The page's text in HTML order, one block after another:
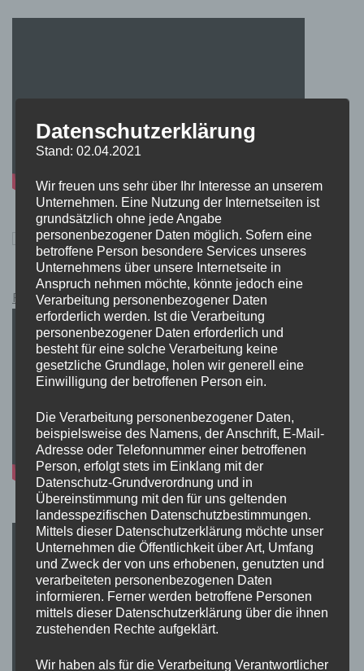
Pokémon Schwert und Schild Kauflink.>LINK<
Datenschutzerklärung
Stand: 02.04.2021
Wir freuen uns sehr über Ihr Interesse an unserem
Unternehmen. Eine Nutzung der Internetseiten ist
grundsätzlich ohne jede Angabe
personenbezogener Daten möglich. Sofern eine
betroffene Person besondere Services unseres
Unternehmens über unsere Internetseite in
Anspruch nehmen möchte, könnte jedoch eine
Verarbeitung personenbezogener Daten
erforderlich werden. Ist die Verarbeitung
personenbezogener Daten erforderlich und
besteht für eine solche Verarbeitung keine
gesetzliche Grundlage, holen wir generell eine
Einwilligung der betroffenen Person ein.
Die Verarbeitung personenbezogener Daten,
beispielsweise des Namens, der Anschrift, E-Mail-
Adresse oder Telefonnummer einer betroffenen
Person, erfolgt stets im Einklang mit der
Datenschutz-Grundverordnung und in
Übereinstimmung mit den für uns geltenden
landesspezifischen Datenschutzbestimmungen.
Mittels dieser Datenschutzerklärung möchte unser
Unternehmen die Öffentlichkeit über Art, Umfang
und Zweck der von uns erhobenen, genutzten und
verarbeiteten personenbezogenen Daten
informieren. Ferner werden betroffene Personen
mittels dieser Datenschutzerklärung über die ihnen
zustehenden Rechte aufgeklärt.
Wir haben als für die Verarbeitung Verantwortlicher